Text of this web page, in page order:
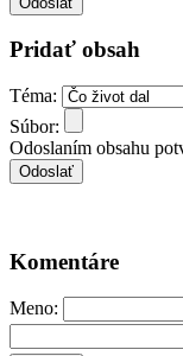
Pridať obsah
Téma:
Súbor:
Odoslaním obsahu
Komentáre
Meno: